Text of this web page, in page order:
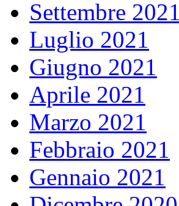
Settembre 2021
Luglio 2021
Giugno 2021
Aprile 2021
Marzo 2021
Febbraio 2021
Gennaio 2021